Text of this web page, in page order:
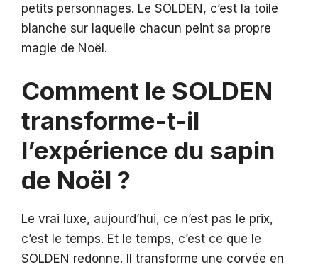
petits personnages. Le SOLDEN, c’est la toile
blanche sur laquelle chacun peint sa propre
magie de Noël.
Comment le SOLDEN
transforme-t-il
l’expérience du sapin
de Noël ?
Le vrai luxe, aujourd’hui, ce n’est pas le prix,
c’est le temps. Et le temps, c’est ce que le
SOLDEN redonne. Il transforme une corvée en